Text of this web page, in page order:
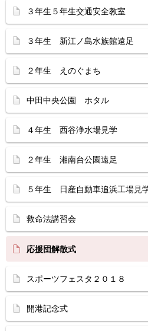
３年生５年生交通安全教室
３年生 新江ノ島水族館遠足
２年生 えのぐまち
中田中央公園 ホタル
４年生 西谷浄水場見学
２年生 湘南台公園遠足
５年生 日産自動車追浜工場見
救命法講習会
応援団解散式
スポーツフェスタ２０１８
開港記念式